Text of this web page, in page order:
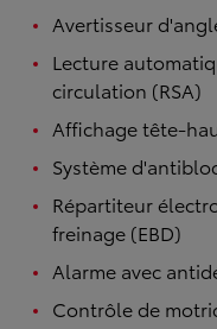
Avertisseur
Lecture
circulation (RSA)
Affichage tête-
Système
Répartiteur
freinage (EBD)
Alarme avec
Contrôle de